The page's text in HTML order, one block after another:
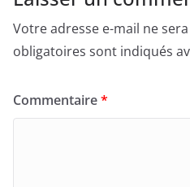
Votre adresse e-mail ne
obligatoires sont indiqués
Commentaire*